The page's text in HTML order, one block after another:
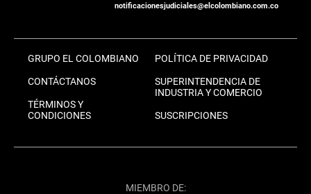
notificacionesjudiciales@elcolombiano.com.co
GRUPO EL COLOMBIANO
CONTÁCTANOS
TÉRMINOS Y
CONDICIONES
POLÍTICA DE PRIVACIDAD
SUPERINTENDENCIA DE
INDUSTRIA Y COMERCIO
SUSCRIPCIONES
MIEMBRO DE: